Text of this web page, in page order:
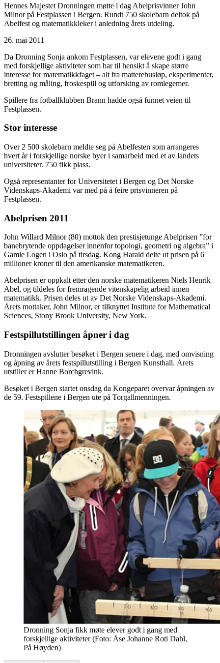
Hennes Majestet Dronningen møtte i dag Abelprisvinner John
Milnor på Festplassen i Bergen. Rundt 750 skolebarn deltok på
Abelfest og matematikkleker i anledning årets utdeling.
26. mai 2011
Da Dronning Sonja ankom Festplassen, var elevene godt i gang
med forskjellige aktiviteter som har til hensikt å skape større
interesse for matematikkfaget – alt fra matterebusløp, eksperimenter,
bretting og måling, froskespill og utforsking av romlegemer.
Spillere fra fotballklubben Brann hadde også funnet veien til
Festplassen.
Stor interesse
Over 2 500 skolebarn meldte seg på Abelfesten som arrangeres
hvert år i forskjellige norske byer i samarbeid med et av landets
universiteter. 750 fikk plass.
Også representanter for Universitetet i Bergen og Det Norske
Videnskaps-Akademi var med på å feire prisvinneren på
Festplassen.
Abelprisen 2011
John Willard Milnor (80) mottok den prestisjetunge Abelprisen ”for
banebrytende oppdagelser innenfor topologi, geometri og algebra” i
Gamle Logen i Oslo på tirsdag. Kong Harald delte ut prisen på 6
millioner kroner til den amerikanske matematikeren.
Abelprisen er oppkalt etter den norske matematikeren Niels Henrik
Abel, og tildeles for fremragende vitenskapelig arbeid innen
matematikk. Prisen deles ut av Det Norske Videnskaps-Akademi.
Årets mottaker, John Milnor, er tilknyttet Institute for Mathematical
Sciences, Stony Brook University, New York.
Festspillutstillingen åpner i dag
Dronningen avslutter besøket i Bergen senere i dag, med omvisning
og åpning av årets festspillutstilling i Bergen Kunsthall. Årets
utstiller er Hanne Borchgrevink.
Besøket i Bergen startet onsdag da Kongeparet overvar åpningen av
de 59. Festspillene i Bergen ute på Torgallmenningen.
Dronning Sonja fikk møte elever godt i gang med
forskjellige aktiviteter (Foto: Åse Johanne Roti Dahl,
På Høyden)